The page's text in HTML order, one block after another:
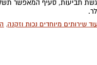
הלאומי בדבר הגשת תביעות, סעיף
שירותים מיוחדים נכות וזקנה,